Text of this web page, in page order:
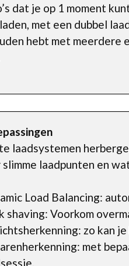
dat je op 1 moment
met een dubbel
hebt met meerdere
laadsystemen
laadpunten en
Load Balancing:
shaving: Voorkom
zo kan
met